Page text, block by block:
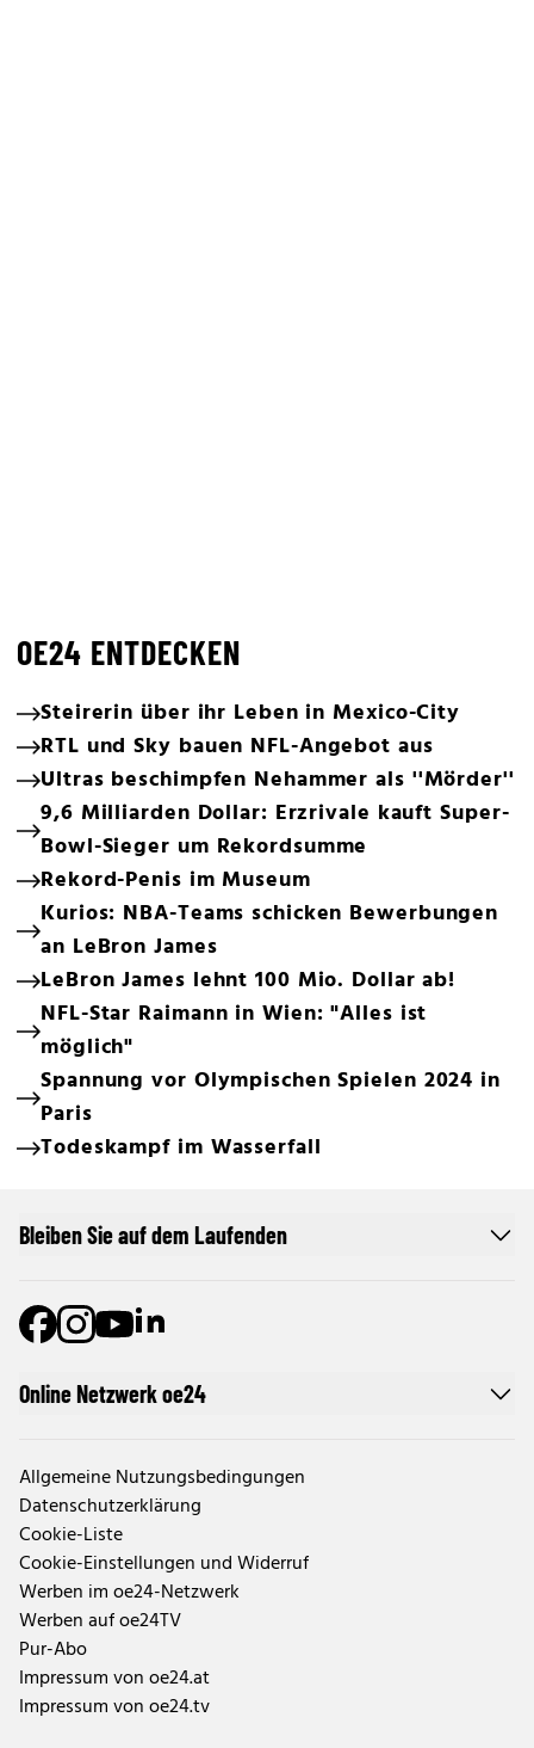
OE24 ENTDECKEN
Steirerin über ihr Leben in Mexico-City
RTL und Sky bauen NFL-Angebot aus
Ultras beschimpfen Nehammer als ''Mörder''
9,6 Milliarden Dollar: Erzrivale kauft Super-
Bowl-Sieger um Rekordsumme
Rekord-Penis im Museum
Kurios: NBA-Teams schicken Bewerbungen
an LeBron James
LeBron James lehnt 100 Mio. Dollar ab!
NFL-Star Raimann in Wien: "Alles ist
möglich"
Spannung vor Olympischen Spielen 2024 in
Paris
Todeskampf im Wasserfall
Online Netzwerk oe24
Allgemeine Nutzungsbedingungen
Datenschutzerklärung
Cookie-Liste
Cookie-Einstellungen und Widerruf
Werben im oe24-Netzwerk
Werben auf oe24TV
Pur-Abo
Impressum von oe24.at
Impressum von oe24.tv
Bleiben Sie auf dem Laufenden